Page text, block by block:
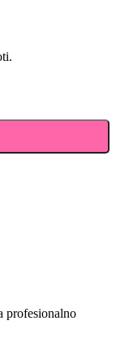
profesionalno